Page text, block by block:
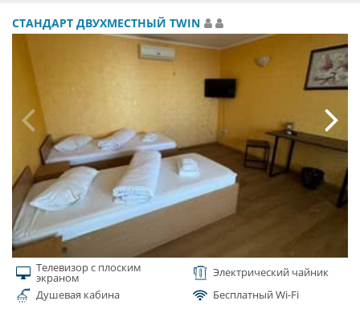
СТАНДАРТ ДВУХМЕСТНЫЙ TWIN
Телевизор с плоским
экраном
Электрический чайник
Душевая кабина
Бесплатный Wi-Fi